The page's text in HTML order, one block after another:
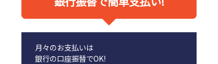
月々のお支払いは
銀行の口座振替でOK!